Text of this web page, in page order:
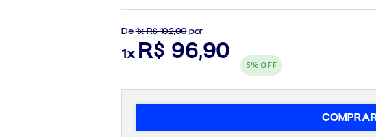
De 1x R$ 102,00por
1x R$ 96,90
5% OFF